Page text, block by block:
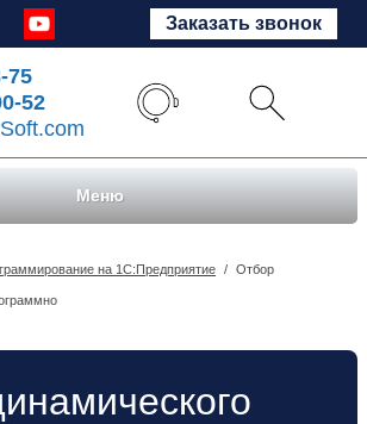
Заказать звонок
75
52
Меню
на 1С:Предприятие / Отбор